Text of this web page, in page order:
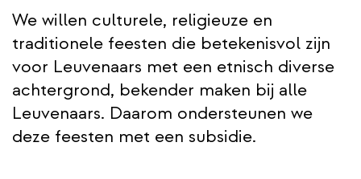
We willen culturele, religieuze en
traditionele feesten die betekenisvol zijn
voor Leuvenaars met een etnisch diverse
achtergrond, bekender maken bij alle
Leuvenaars. Daarom ondersteunen we
deze feesten met een subsidie.